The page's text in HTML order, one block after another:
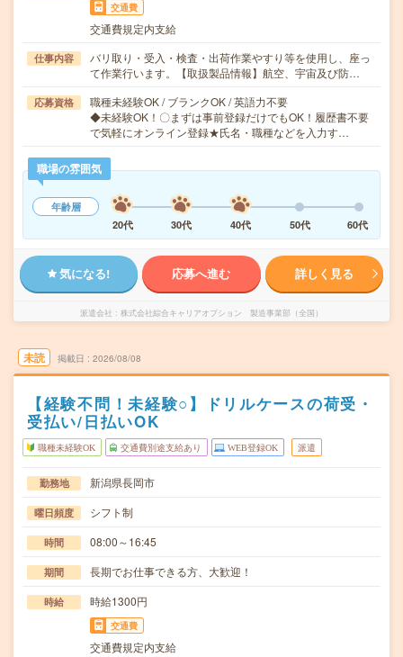
交通費
交通費規定内支給
仕事内容
バリ取り・受入・検査・出荷作業やすり等を使用し、座っ
て作業行います。【取扱製品情報】航空、宇宙及び防…
応募資格
職種未経験OK / ブランクOK / 英語力不要
◆未経験OK！〇まずは事前登録だけでもOK！履歴書不要
で気軽にオンライン登録★氏名・職種などを入力す…
職場の雰囲気
年齢層
20代
30代 40代 50代 60代
気になる! 応募へ進む 詳しく見る
派遣会社 株式会社綜合キャリアオプション 製造事業部（全国）
未読 掲載日 2026/08/08
【経験不問！未経験○】ドリルケースの荷受・
受払い/日払いOK
職種未経験OK 交通費別途支給あり WEB登録OK 派遣
勤務地 新潟県長岡市
曜日頻度 シフト制
時間 08:00～16:45
期間 長期でお仕事できる方、大歓迎！
時給 時給1300円
交通費
交通費規定内支給